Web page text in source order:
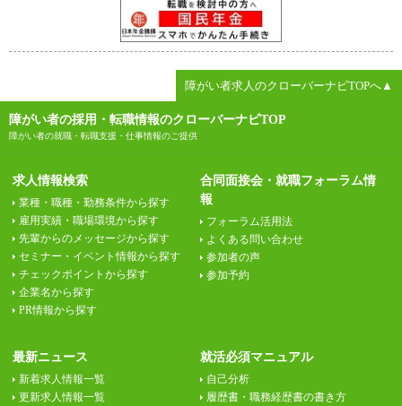
障がい者求人のクローバーナビTOPへ▲
障がい者の採用・転職情報のクローバーナビTOP
障がい者の就職・転職支援・仕事情報のご提供
求人情報検索
業種・職種・勤務条件から探す
雇用実績・職場環境から探す
先輩からのメッセージから探す
セミナー・イベント情報から探す
チェックポイントから探す
企業名から探す
PR情報から探す
合同面接会・就職フォーラム情
報
フォーラム活用法
よくある問い合わせ
参加者の声
参加予約
最新ニュース
新着求人情報一覧
更新求人情報一覧
就活必須マニュアル
自己分析
履歴書・職務経歴書の書き方